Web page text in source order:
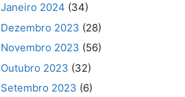
Janeiro 2024 (34)
Dezembro 2023 (28)
Novembro 2023 (56)
Outubro 2023 (32)
Setembro 2023 (6)